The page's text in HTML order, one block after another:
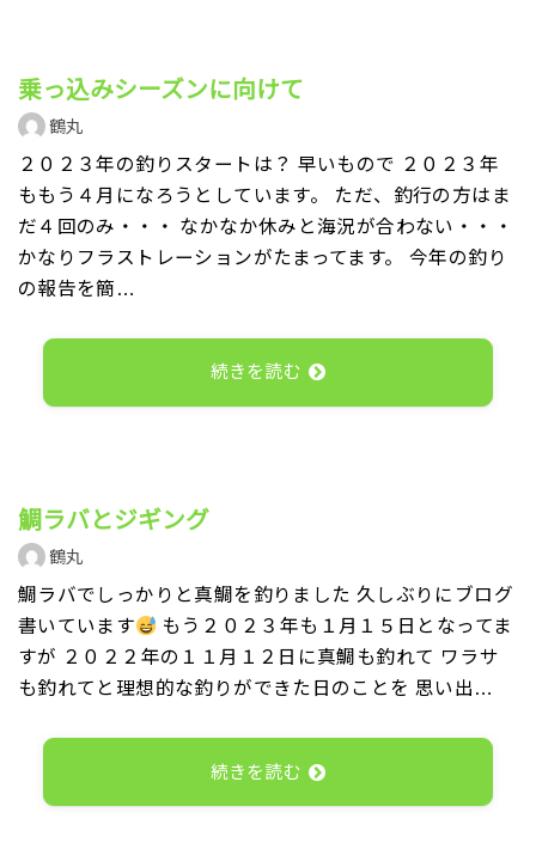
乗っ込みシーズンに向けて
鶴丸
２０２３年の釣りスタートは？ 早いもので ２０２３年
ももう４月になろうとしています。 ただ、釣行の方はま
だ４回のみ・・・ なかなか休みと海況が合わない・・・
かなりフラストレーションがたまってます。 今年の釣り
の報告を簡…
続きを読む
鯛ラバとジギング
鶴丸
鯛ラバでしっかりと真鯛を釣りました 久しぶりにブログ
書いています
もう２０２３年も１月１５日となってま
すが ２０２２年の１１月１２日に真鯛も釣れて ワラサ
も釣れてと理想的な釣りができた日のことを 思い出…
続きを読む